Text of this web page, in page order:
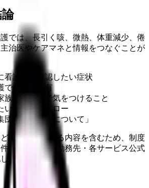
では、長引く咳、微熱、体重減少、倦
治医やケアマネと情報をつなぐことが
看護師が確認したい症状
での情報共有
族への説明で気をつけること
い感染対策フロー
団感染の発生について」
判断に影響する内容を含むため、制度
は公的機関・勤務先・各サービス公式
てください。